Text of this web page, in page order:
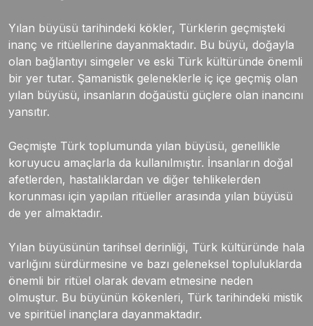
Yılan büyüsü tarihindeki kökler, Türklerin geçmişteki
inanç ve ritüellerine dayanmaktadır. Bu büyü, doğayla
olan bağlantıyı simgeler ve eski Türk kültüründe önemli
bir yer tutar. Şamanistik geleneklerle iç içe geçmiş olan
yılan büyüsü, insanların doğaüstü güçlere olan inancını
yansıtır.
Geçmişte Türk toplumunda yılan büyüsü, genellikle
koruyucu amaçlarla da kullanılmıştır. İnsanların doğal
afetlerden, hastalıklardan ve diğer tehlikelerden
korunması için yapılan ritüeller arasında yılan büyüsü
de yer almaktadır.
Yılan büyüsünün tarihsel derinliği, Türk kültüründe hala
varlığını sürdürmesine ve bazı geleneksel topluluklarda
önemli bir ritüel olarak devam etmesine neden
olmuştur. Bu büyünün kökenleri, Türk tarihindeki mistik
ve spiritüel inançlara dayanmaktadır.